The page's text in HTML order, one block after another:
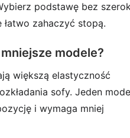
podstawę bez
zahaczyć stopą.
modele?
większą elastyczność
sofy. Jeden
i wymaga mniej